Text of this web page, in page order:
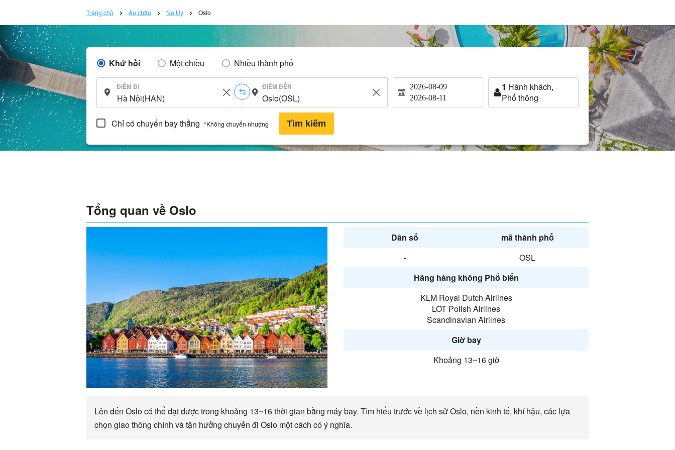
Trang chủ Âu châu Na Uy Oslo
Khứ hồi Một chiều Nhiều thành phố
ĐIỂM ĐI ĐIỂM ĐẾN 2026-08-09
2026-08-11
1 Hành khách,
Phổ thông
Chỉ có chuyến bay thẳng *Không chuyển nhượng Tìm kiếm
Tổng quan về Oslo
Dân số
mã thành phố
-
OSL
Hãng hàng không Phổ biến
KLM Royal Dutch Airlines
LOT Polish Airlines
Scandinavian Airlines
Giờ bay
Khoảng 13~16 giờ
Lên đến Oslo có thể đạt được trong khoảng 13~16 thời gian bằng máy bay. Tìm hiểu trước về lịch sử Oslo, nền kinh tế, khí hậu, các lựa
chọn giao thông chính và tận hưởng chuyến đi Oslo một cách có ý nghĩa.